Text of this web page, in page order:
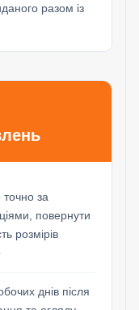
разом із
за
повернути
розмірів
днів після